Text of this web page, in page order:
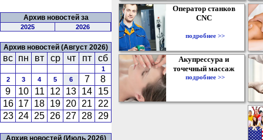
Архив новостей за
2025 2026
Архив новостей (Август 2026)
вс пн вт ср чт пт сб
1
2
3 4 5 6 7
8
9
10 11 12 13 14
15
16 17 18 19 20 21
22
23 24 25 26 27 28 29
Архив новостей (Июль 2026)
Оператор станков
CNC
подробнее >>
Акупрессура и
точечный массаж
подробнее >>